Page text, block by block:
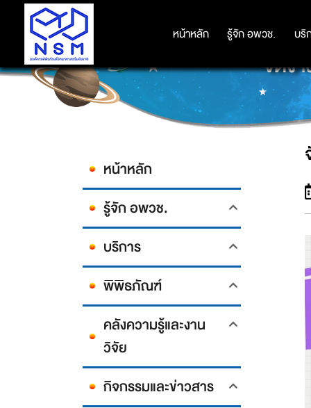
หน้าหลัก รู้จัก อพวช. บริ
หน้าหลัก รู้จัก อพวช. บริ
จัดง
หน้าหลัก
รู้จัก อพวช.
บริการ
พิพิธภัณฑ์
คลังความรู้และงาน
วิจัย
กิจกรรมและข่าวสาร